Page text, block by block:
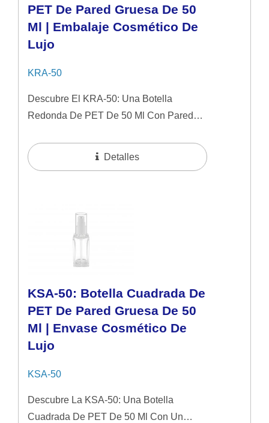
PET De Pared Gruesa De 50
Ml | Embalaje Cosmético De
Lujo
KRA-50
Descubre El KRA-50: Una Botella
Redonda De PET De 50 Ml Con Paredes
Diseñado Para Sueros Y Cosméticos De
Alta...
Detalles
KSA-50: Botella Cuadrada De
PET De Pared Gruesa De 50
Ml | Envase Cosmético De
Lujo
KSA-50
Descubre La KSA-50: Una Botella
Cuadrada De PET De 50 Ml Con Un